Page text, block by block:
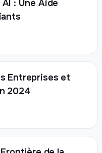
: Une Aide
Entreprises et
2024